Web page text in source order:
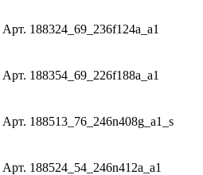
Арт. 188324_69_236f124a_a1
Арт. 188354_69_226f188a_a1
Арт. 188513_76_246n408g_a1_s
Арт. 188524_54_246n412a_a1